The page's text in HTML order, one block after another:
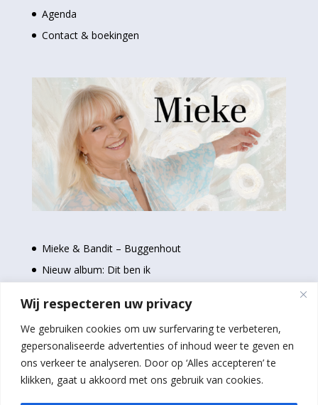
Wij respecteren uw privacy
We gebruiken cookies om uw surfervaring te verbeteren,
gepersonaliseerde advertenties of inhoud weer te geven en
ons verkeer te analyseren. Door op ‘Alles accepteren’ te
klikken, gaat u akkoord met ons gebruik van cookies.
Agenda
Contact & boekingen
Mieke & Bandit – Buggenhout
Nieuw album: Dit ben ik
Stem nu voor de Loftrompetten 2024
Schilderijen Mieke bij Baloe’s in Geel